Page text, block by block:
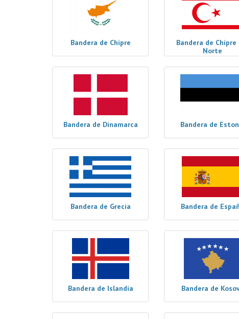
Bandera de Chipre
Bandera de Chipre
Norte
Bandera de Dinamarca Bandera de
Bandera de Grecia Bandera de
Bandera de Islandia Bandera de